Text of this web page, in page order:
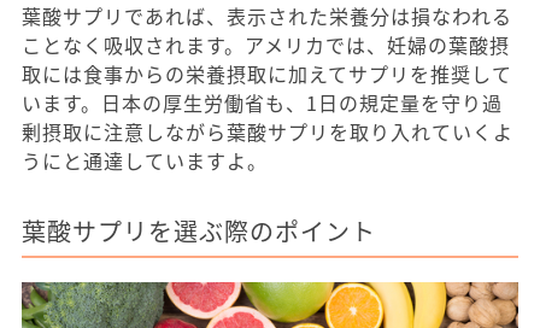
葉酸サプリであれば、表示された栄養分は損なわれる
ことなく吸収されます。アメリカでは、妊婦の葉酸摂
取には食事からの栄養摂取に加えてサプリを推奨して
います。日本の厚生労働省も、1日の規定量を守り過
剰摂取に注意しながら葉酸サプリを取り入れていくよ
うにと通達していますよ。
葉酸サプリを選ぶ際のポイント